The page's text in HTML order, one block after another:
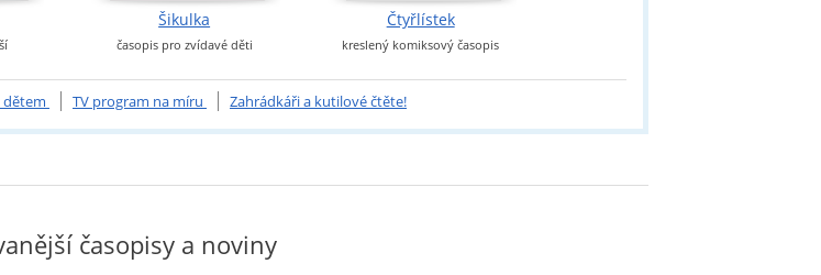
Šikulka
časopis pro zvídavé děti
Čtyřlístek
kreslený komiksový časopis
dětem TV program na míru Zahrádkáři a kutilové čtěte!
časopisy a noviny